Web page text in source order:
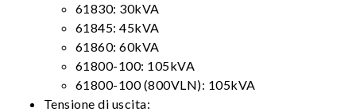
61830: 30kVA
61845: 45kVA
61860: 60kVA
61800-100: 105kVA
61800-100 (800VLN): 105kVA
Tensione di uscita: